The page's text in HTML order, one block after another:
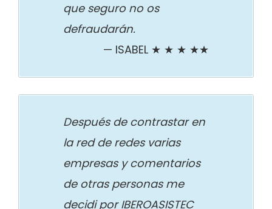
que seguro no os
defraudarán.
ISABEL ★ ★ ★ ★★
Después de contrastar en
la red de redes varias
empresas y comentarios
de otras personas me
decidi por IBEROASISTEC